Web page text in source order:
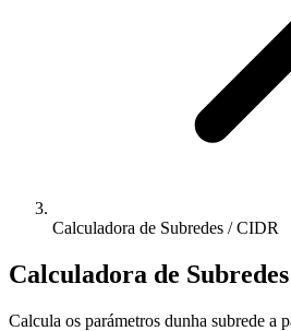
Calculadora de Subredes / CIDR
Calculadora de
Calcula os parámetros dunha subrede a